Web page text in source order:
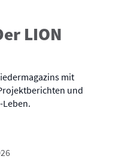
LION
mit
und
Leben.